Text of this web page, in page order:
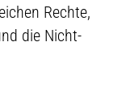
Rechte,
die Nicht-